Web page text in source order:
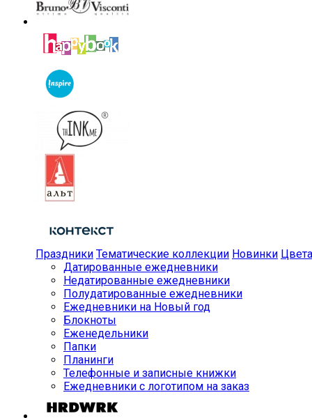
Праздники Тематические коллекции Новинки Цвета
Датированные ежедневники
Недатированные ежедневники
Полудатированные ежедневники
Ежедневники на Новый год
Блокноты
Еженедельники
Папки
Планинги
Телефонные и записные книжки
Ежедневники с логотипом на заказ